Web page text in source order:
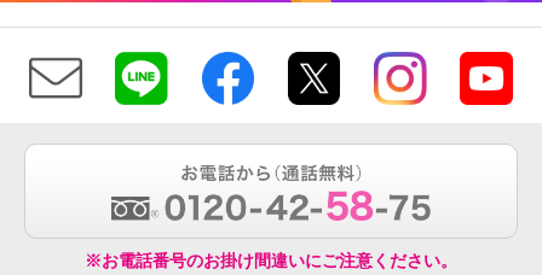
※お電話番号のお掛け間違いにご注意ください。